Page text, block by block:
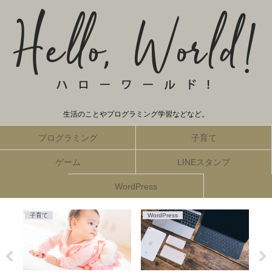
生活のことやプログラミング学習などなど。
プログラミング 子育て
ゲーム LINEスタンプ
WordPress
子育て WordPress